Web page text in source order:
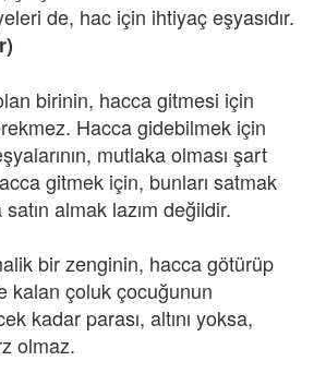
de, hac için ihtiyaç eşyasıdır.
birinin, hacca gitmesi için
Hacca gidebilmek için
mutlaka olması şart
gitmek için, bunları satmak
almak lazım değildir.
bir zenginin, hacca götürüp
kalan çoluk çocuğunun
kadar parası, altını yoksa,
olmaz.